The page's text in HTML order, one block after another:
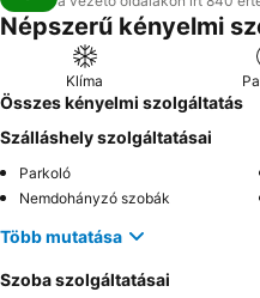
Népszerű kényelmi
Klíma
Összes kényelmi szolgáltatás
Szálláshely szolgáltatásai
Parkoló
Nemdohányzó szobák
Több mutatása
Szoba szolgáltatásai